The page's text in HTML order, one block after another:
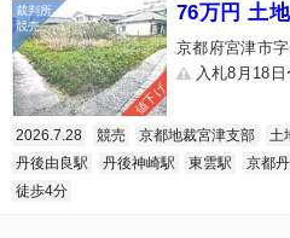
値下げ
76万円 土
京都府宮津市
入札8月18日
2026.7.28 競売 京都地裁宮津支部 土
丹後由良駅
丹後神崎駅 東雲駅 京都
徒歩4分